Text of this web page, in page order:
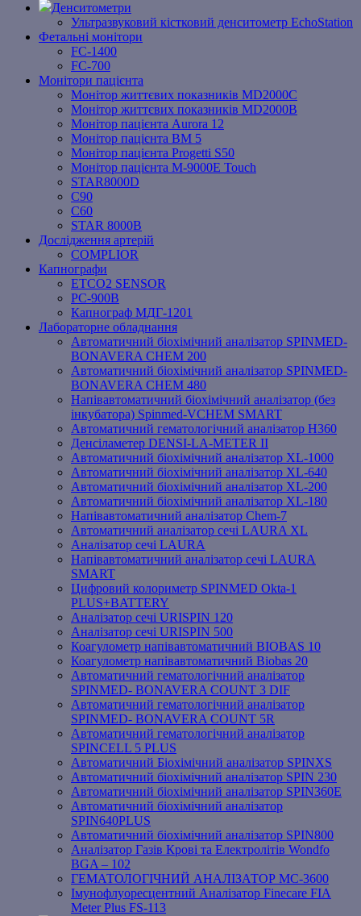
Денситометри
Ультразвуковий кістковий денситометр EchoStation
Фетальні монітори
FC-1400
FC-700
Монітори пацієнта
Монітор життєвих показників MD2000С
Монітор життєвих показників MD2000В
Mонітоp пацієнта Aurora 12
Монітор пацієнта BM 5
Монітор пацієнта Progetti S50
Монітор пацієнта M-9000E Touch
STAR8000D
C90
C60
STAR 8000B
Дослідження артерій
COMPLIOR
Капнографи
ETCO2 SENSOR
PC‐900B
Капнограф МДГ-1201
Лабораторне обладнання
Автоматичний біохімічний аналізатор SPINMED-
BONAVERA CHEM 200
Автоматичний біохімічний аналізатор SPINMED-
BONAVERA CHEM 480
Напівавтоматичний біохімічний аналізатор (без
інкубатора) Spinmed-VCHEM SMART
Автоматичний гематологічний аналізатор Н360
Денсіламетер DENSI-LA-METER ІІ
Автоматичний біохімічний аналізатор XL-1000
Автоматичний біохімічний аналізатор XL-640
Автоматичний біохімічний аналізатор XL-200
Автоматичний біохімічний аналізатор XL-180
Напівавтоматичний аналізатор Chem-7
Автоматичний аналізатор сечі LAURA XL
Аналізатор сечі LAURA
Напівавтоматичний аналізатор сечі LAURA
SMART
Цифровий колориметр SPINMED Okta-1
PLUS+BATTERY
Аналізатор сечі URISPIN 120
Аналізатор сечі URISPIN 500
Коагулометр напівавтоматичний BIOBAS 10
Коагулометр напівавтоматичний Biobas 20
Автоматичний гематологічний аналізатор
SPINMED- BONAVERA COUNT 3 DIF
Автоматичний гематологічний аналізатор
SPINMED- BONAVERA COUNT 5R
Автоматичний гематологічний аналізатор
SPINCELL 5 PLUS
Автоматичний Біохімічний аналізатор SPINXS
Автоматичний біохімічний аналізатор SPIN 230
Автоматичний біохімічний аналізатор SPIN360E
Автоматичний біохімічний аналізатор
SPIN640PLUS
Автоматичний біохімічний аналізатор SPIN800
Аналізатор Газів Крові та Електролітів Wondfo
BGA – 102
ГЕМАТОЛОГІЧНИЙ АНАЛІЗАТОР MC-3600
Імунофлуоресцентний Аналізатор Finecare FIA
Meter Plus FS-113